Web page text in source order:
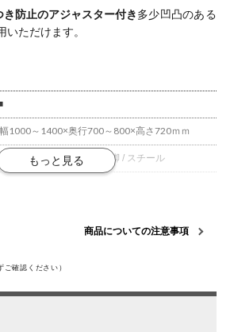
き防止のアジャスター付き 多少凹凸のある
いただけます。
1000～1400×奥行700～800×高さ720ｍｍ
ワイトアッシュ(無垢材) 脚 / スチール
梱包3 / 幅300×奥行120×高さ40mm
かったなど、お客様都合での返品・交換はでき
。
商品についての注意事項
ご確認ください）